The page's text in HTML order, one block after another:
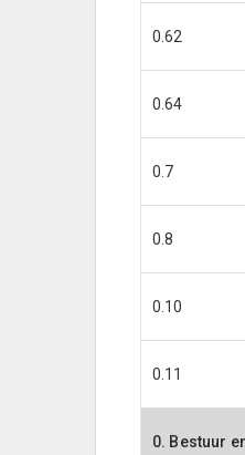
0.62
0.64
0.7
0.8
0.10
0.11
0. Bestuur